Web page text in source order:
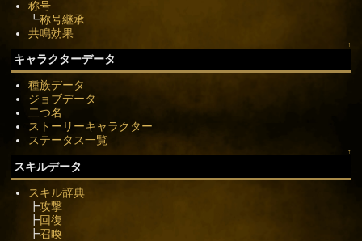
称号
┗称号継承
共鳴効果
↑
キャラクターデータ
種族データ
ジョブデータ
二つ名
ストーリーキャラクター
ステータス一覧
↑
スキルデータ
スキル辞典
┣攻撃
┣回復
┣召喚